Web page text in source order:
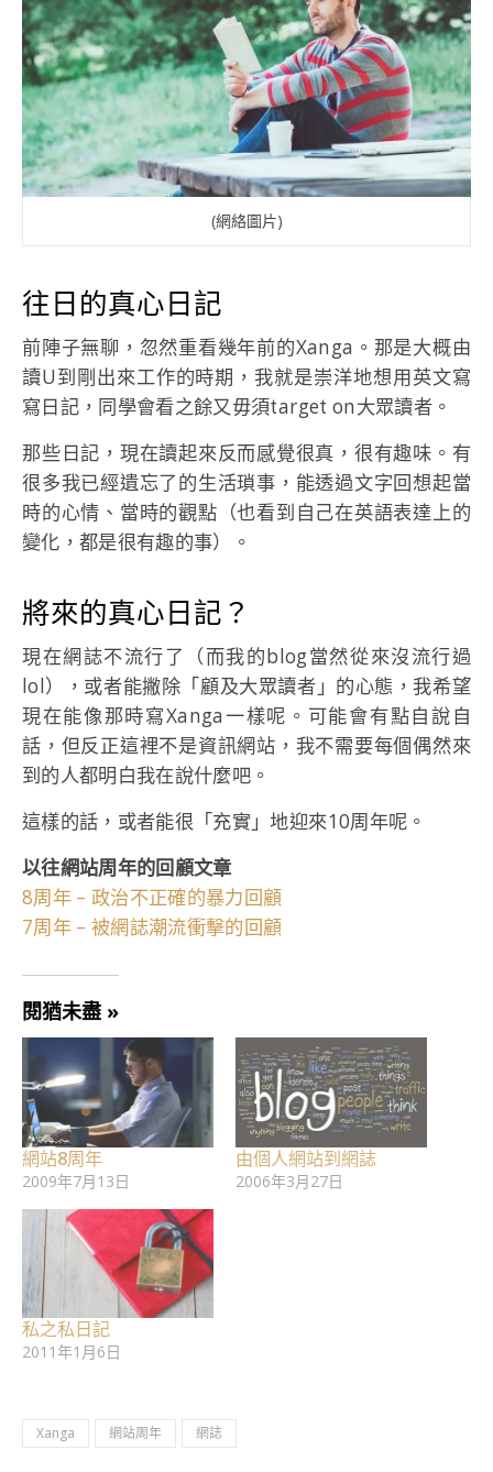
(網絡圖片)
往日的真心日記
前陣子無聊，忽然重看幾年前的Xanga。那是大概由
讀U到剛出來工作的時期，我就是崇洋地想用英文寫
寫日記，同學會看之餘又毋須target on大眾讀者。
那些日記，現在讀起來反而感覺很真，很有趣味。有
很多我已經遺忘了的生活瑣事，能透過文字回想起當
時的心情、當時的觀點（也看到自己在英語表達上的
變化，都是很有趣的事）。
將來的真心日記？
現在網誌不流行了（而我的blog當然從來沒流行過
lol），或者能撇除「顧及大眾讀者」的心態，我希望
現在能像那時寫Xanga一樣呢。可能會有點自說自
話，但反正這裡不是資訊網站，我不需要每個偶然來
到的人都明白我在說什麼吧。
這樣的話，或者能很「充實」地迎來10周年呢。
以往網站周年的回顧文章
8周年 – 政治不正確的暴力回顧
7周年 – 被網誌潮流衝擊的回顧
閱猶未盡 »
網站8周年
2009年7月13日
由個人網站到網誌
2006年3月27日
私之私日記
2011年1月6日
Xanga 網站周年 網誌